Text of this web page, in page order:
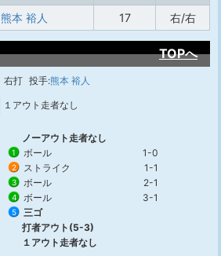
熊本 裕人 17 右/右
TOPへ
右打 投手:熊本 裕人
１アウト走者なし
ノーアウト走者なし
1 ボール 1-0
2 ストライク 1-1
3 ボール 2-1
4 ボール 3-1
5
三ゴ
打者アウト(5-3)
１アウト走者なし